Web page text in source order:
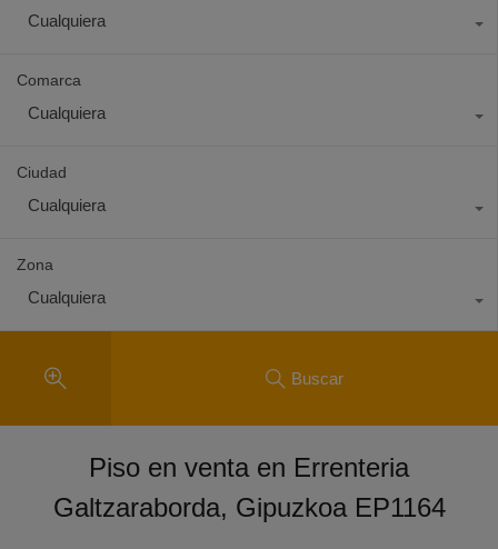
Cualquiera
Comarca
Cualquiera
Ciudad
Cualquiera
Zona
Cualquiera
Buscar
Piso en venta en Errenteria
Galtzaraborda, Gipuzkoa EP1164